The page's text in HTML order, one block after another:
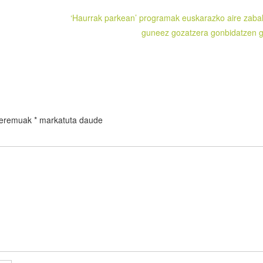
‘Haurrak parkean’ programak euskarazko aire
guneez gozatzera gonbidatzen
* markatuta daude